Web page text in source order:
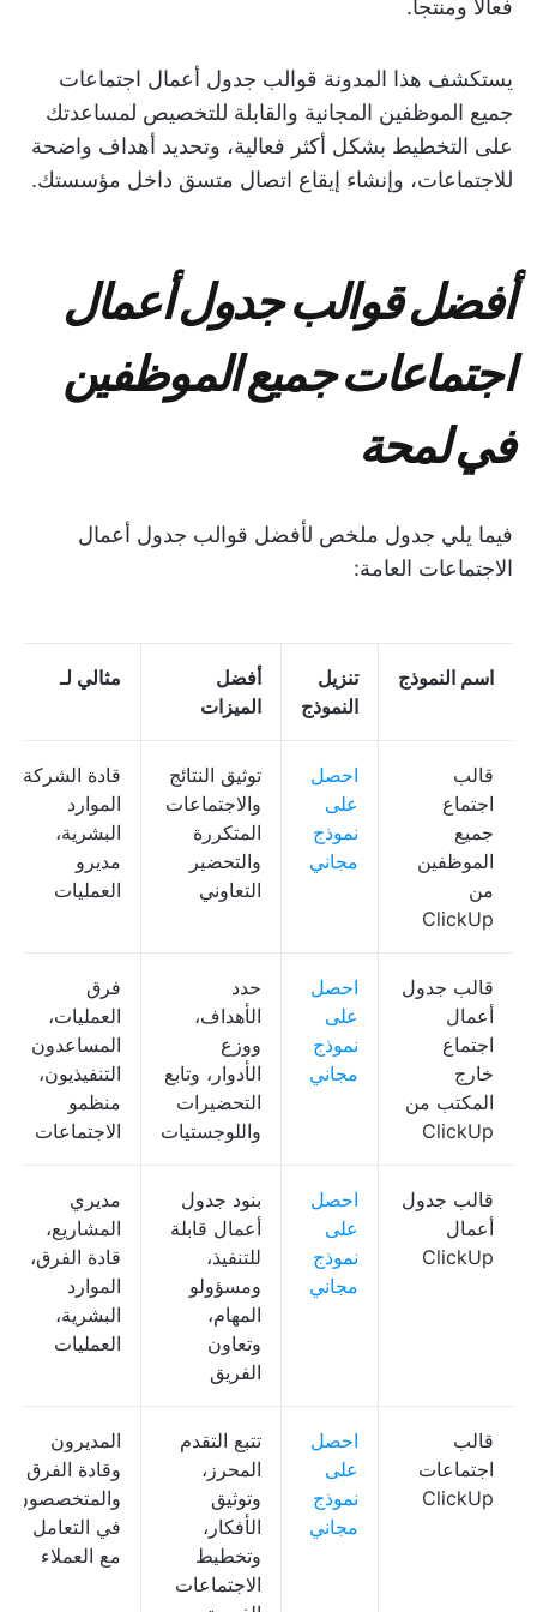
فعالاً ومنتجاً.
يستكشف هذا المدونة قوالب جدول أعمال اجتماعات
جميع الموظفين المجانية والقابلة للتخصيص لمساعدتك
على التخطيط بشكل أكثر فعالية، وتحديد أهداف واضحة
للاجتماعات، وإنشاء إيقاع اتصال متسق داخل مؤسستك.
أفضل قوالب جدول أعمال
اجتماعات جميع الموظفين
في لمحة
فيما يلي جدول ملخص لأفضل قوالب جدول أعمال
الاجتماعات العامة:
اسم النموذج
تنزيل
النموذج
أفضل
الميزات
مثالي لـ
قالب
اجتماع
جميع
الموظفين
من
ClickUp
احصل
على
نموذج
مجاني
توثيق النتائج
والاجتماعات
المتكررة
والتحضير
التعاوني
قادة الشركة،
الموارد
البشرية،
مديرو
العمليات
قالب جدول
أعمال
اجتماع
خارج
المكتب من
ClickUp
احصل
على
نموذج
مجاني
حدد
الأهداف،
ووزع
الأدوار، وتابع
التحضيرات
واللوجستيات
فرق
العمليات،
المساعدون
التنفيذيون،
منظمو
الاجتماعات
قالب جدول
أعمال
ClickUp
احصل
على
نموذج
مجاني
بنود جدول
أعمال قابلة
للتنفيذ،
ومسؤولو
المهام،
وتعاون
الفريق
مديري
المشاريع،
قادة الفرق،
الموارد
البشرية،
العمليات
قالب
اجتماعات
ClickUp
احصل
على
نموذج
مجاني
تتبع التقدم
المحرز،
وتوثيق
الأفكار،
وتخطيط
الاجتماعات
المديرون
وقادة الفرق
والمتخصصون
في التعامل
مع العملاء